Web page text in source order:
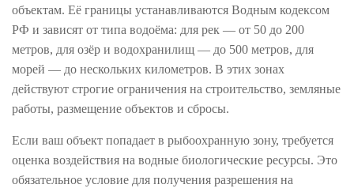
объектам. Её границы устанавливаются Водным кодексом
РФ и зависят от типа водоёма: для рек — от 50 до 200
метров, для озёр и водохранилищ — до 500 метров, для
морей — до нескольких километров. В этих зонах
действуют строгие ограничения на строительство, земляные
работы, размещение объектов и сбросы.
Если ваш объект попадает в рыбоохранную зону, требуется
оценка воздействия на водные биологические ресурсы. Это
обязательное условие для получения разрешения на